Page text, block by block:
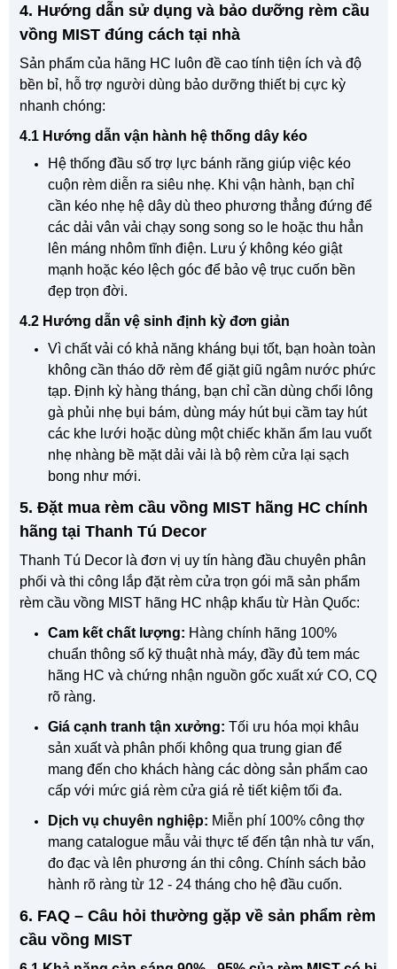
4. Hướng dẫn sử dụng và bảo dưỡng rèm cầu
vồng MIST đúng cách tại nhà
Sản phẩm của hãng HC luôn đề cao tính tiện ích và độ
bền bỉ, hỗ trợ người dùng bảo dưỡng thiết bị cực kỳ
nhanh chóng:
4.1 Hướng dẫn vận hành hệ thống dây kéo
Hệ thống đầu số trợ lực bánh răng giúp việc kéo
cuộn rèm diễn ra siêu nhẹ. Khi vận hành, bạn chỉ
cần kéo nhẹ hệ dây dù theo phương thẳng đứng để
các dải vân vải chạy song song so le hoặc thu hẳn
lên máng nhôm tĩnh điện. Lưu ý không kéo giật
mạnh hoặc kéo lệch góc để bảo vệ trục cuốn bền
đẹp trọn đời.
4.2 Hướng dẫn vệ sinh định kỳ đơn giản
Vì chất vải có khả năng kháng bụi tốt, bạn hoàn toàn
không cần tháo dỡ rèm để giặt giũ ngâm nước phức
tạp. Định kỳ hàng tháng, bạn chỉ cần dùng chổi lông
gà phủi nhẹ bụi bám, dùng máy hút bụi cầm tay hút
các khe lưới hoặc dùng một chiếc khăn ẩm lau vuốt
nhẹ nhàng bề mặt dải vải là bộ rèm cửa lại sạch
bong như mới.
5. Đặt mua rèm cầu vồng MIST hãng HC chính
hãng tại Thanh Tú Decor
Thanh Tú Decor là đơn vị uy tín hàng đầu chuyên phân
phối và thi công lắp đặt rèm cửa trọn gói mã sản phẩm
rèm cầu vồng MIST hãng HC nhập khẩu từ Hàn Quốc:
Cam kết chất lượng: Hàng chính hãng 100%
chuẩn thông số kỹ thuật nhà máy, đầy đủ tem mác
hãng HC và chứng nhận nguồn gốc xuất xứ CO, CQ
rõ ràng.
Giá cạnh tranh tận xưởng: Tối ưu hóa mọi khâu
sản xuất và phân phối không qua trung gian để
mang đến cho khách hàng các dòng sản phẩm cao
cấp với mức giá rèm cửa giá rẻ tiết kiệm tối đa.
Dịch vụ chuyên nghiệp: Miễn phí 100% công thợ
mang catalogue mẫu vải thực tế đến tận nhà tư vấn,
đo đạc và lên phương án thi công. Chính sách bảo
hành rõ ràng từ 12 - 24 tháng cho hệ đầu cuốn.
6. FAQ – Câu hỏi thường gặp về sản phẩm rèm
cầu vồng MIST